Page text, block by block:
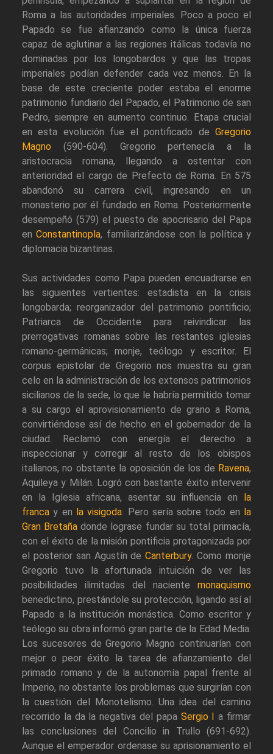
Roma a las autoridades imperiales. Poco a poco el
Papado se fue afianzando como la única fuerza
capaz de aglutinar a las regiones itálicas todavía no
dominadas por los longobardos y que las tropas
imperiales podían defender cada vez menos. En la
base de este creciente poder estaba el enorme
patrimonio fundiario del Papado, el Patrimonio de san
Pedro, siempre en aumento continuo. Etapa crucial
en esta evolución fue el pontificado de Gregorio
Magno (590-604). Gregorio pertenecía a la
aristocracia romana, llegando a ostentar con
anterioridad el cargo de Prefecto de Roma. En 575
abandonó su carrera civil, ingresando en un
monasterio por él fundado en Roma. Posteriormente
desempeñó (579) el puesto de apocrisario del Papa
enConstantinopla, familiarizándose con la política y
diplomacia bizantinas.
Sus actividades como Papa pueden encuadrarse en
las siguientes vertientes: estadista en la crisis
longobarda; reorganizador del patrimonio pontificio;
Patriarca de Occidente para reivindicar las
prerrogativas romanas sobre las restantes iglesias
romano-germánicas; monje, teólogo y escritor. El
corpus epistolar de Gregorio nos muestra su gran
celo en la administración de los extensos patrimonios
sicilianos de la sede, lo que le habría permitido tomar
a su cargo el aprovisionamiento de grano a Roma,
convirtiéndose así de hecho en el gobernador de la
ciudad. Reclamó con energía el derecho a
inspeccionar y corregir al resto de los obispos
italianos, no obstante la oposición de los de Ravena,
Aquileya y Milán. Logró con bastante éxito intervenir
en la Iglesia africana, asentar su influencia en
la
franca y en la visigoda. Pero sería sobre todo en la
Gran Bretaña donde lograse fundar su total primacía,
con el éxito de la misión pontificia protagonizada por
el posterior san Agustín deCanterbury. Como monje
Gregorio tuvo la afortunada intuición de ver las
posibilidades ilimitadas del naciente monaquismo
benedictino, prestándole su protección, ligando así al
Papado a la institución monástica. Como escritor y
teólogo su obra informó gran parte de la Edad Media.
Los sucesores de Gregorio Magno continuarían con
mejor o peor éxito la tarea de afianzamiento del
primado romano y de la autonomía papal frente al
Imperio, no obstante los problemas que surgirían con
la cuestión del Monotelismo. Una idea del camino
recorrido la da la negativa del papa Sergio I
a firmar
las conclusiones del Concilio in Trullo (691-692).
Aunque el emperador ordenase su aprisionamiento el